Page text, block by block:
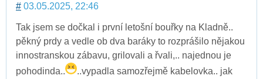
# 03.05.2025, 22:46
Tak jsem se dočkal i první letošní bouřky na Kladně..
pěkný prdy a vedle ob dva baráky to rozprášilo nějakou
innostranskou zábavu, grilovali a řvali,.. najednou je
pohodinda..
..vypadla samozřejmě kabelovka.. jak